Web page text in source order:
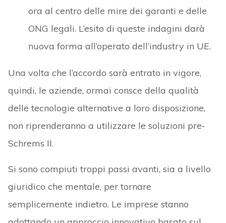
ora al centro delle mire dei garanti e delle
ONG legali. L’esito di queste indagini darà
nuova forma all’operato dell’industry in UE.
Una volta che l’accordo sarà entrato in vigore,
quindi, le aziende, ormai consce della qualità
delle tecnologie alternative a loro disposizione,
non riprenderanno a utilizzare le soluzioni pre-
Schrems II.
Si sono compiuti troppi passi avanti, sia a livello
giuridico che mentale, per tornare
semplicemente indietro. Le imprese stanno